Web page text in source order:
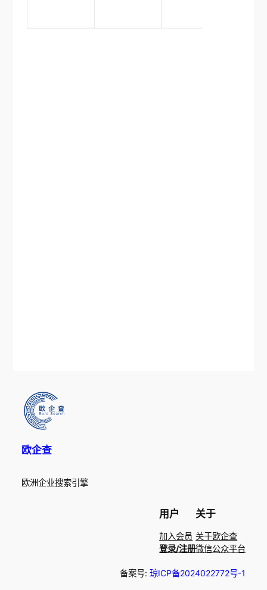
欧企查
欧洲企业搜索引擎
用户
加入会员
登录/注册
关于
关于欧企查
微信公众平台
备案号:琼ICP备2024022772号-1